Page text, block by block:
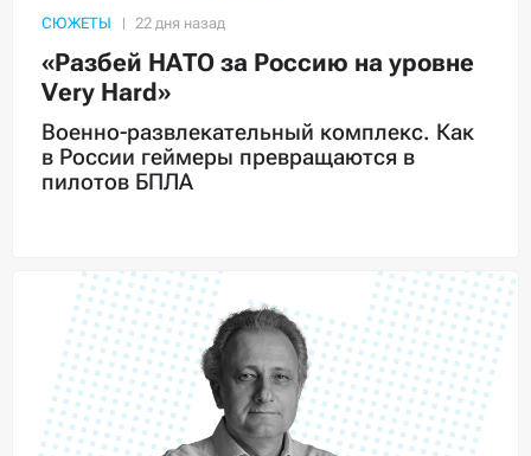
СЮЖЕТЫ
«Разбей НАТО за Россию на уровне
Very Hard»
Военно-развлекательный комплекс. Как
в России геймеры превращаются в
пилотов БПЛА